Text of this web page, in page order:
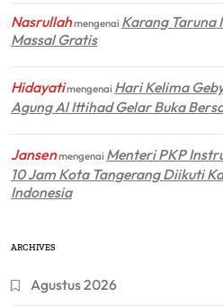
Nasrullahmengenai Karang Taruna
Massal Gratis
Hidayatimengenai Hari Kelima
Agung Al Ittihad Gelar Buka
Jansenmengenai Menteri PKP
10 Jam Kota Tangerang Diikuti
Indonesia
ARCHIVES
Agustus 2026